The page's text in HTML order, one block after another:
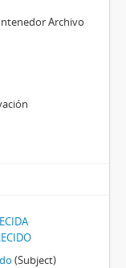
Archivo
(Subject)